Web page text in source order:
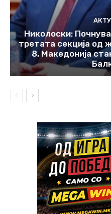
Николоски:
третата секција од
8, Македонија